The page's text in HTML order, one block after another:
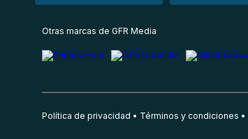
Otras marcas de GFR Media
Política de privacidad Términos y condiciones